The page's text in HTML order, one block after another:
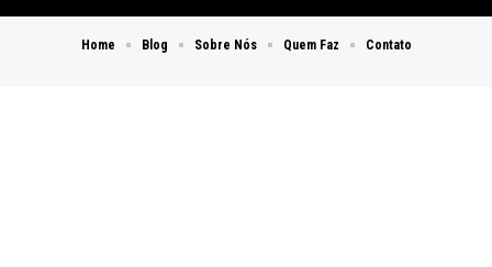
Home Blog Sobre Nós Quem Faz Contato